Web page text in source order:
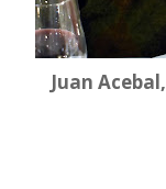
Juan Acebal,